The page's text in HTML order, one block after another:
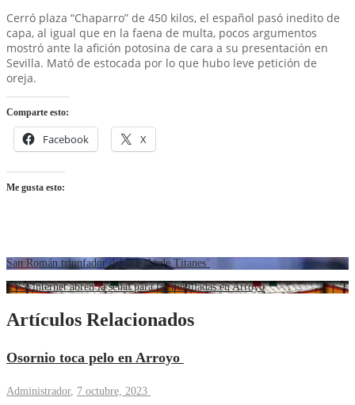
Cerró plaza “Chaparro” de 450 kilos, el español pasó inedito de
capa, al igual que en la faena de multa, pocos argumentos
mostró ante la afición potosina de cara a su presentación en
Sevilla. Mató de estocada por lo que hubo leve petición de
oreja.
Comparte esto:
Facebook X
Me gusta esto:
San Román triunfador del `Duelo de Titanes`
TV e internet abren la señal para las novilladas en Arroyo
Artículos Relacionados
Osornio toca pelo en Arroyo
Administrador, 7 octubre, 2023